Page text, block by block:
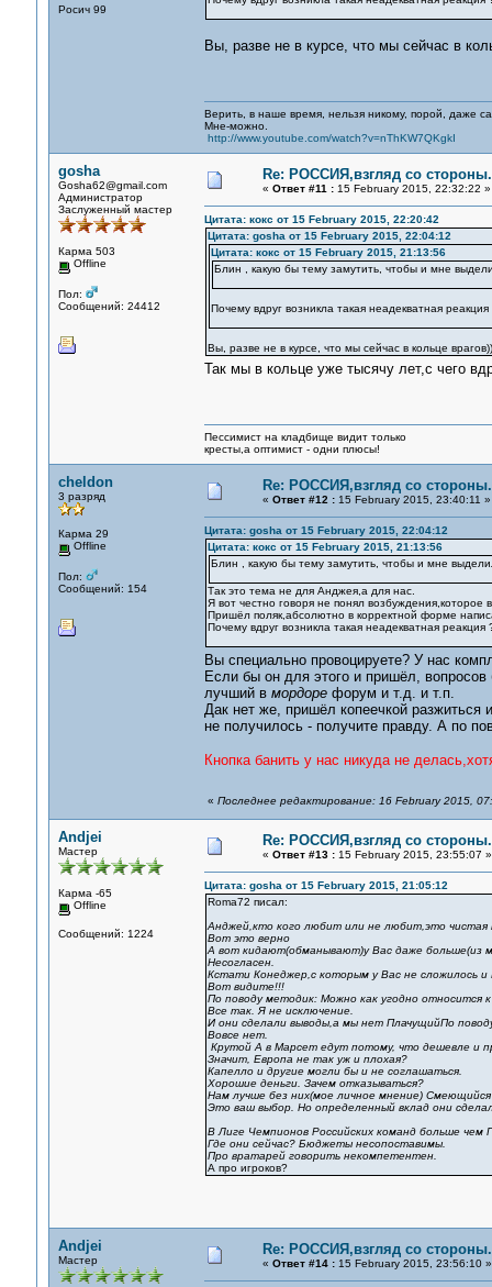
Росич 99
Вы, разве не в курсе, что мы сейчас в
Верить, в наше время, нельзя никому, порой, даже
Мне-можно.
http://www.youtube.com/watch?v=nThKW7QKgkI
gosha
Gosha62@gmail.com
Администратор
Заслуженный мастер
Карма 503
Offline
Пол:
Сообщений: 24412
Re: РОССИЯ,взгляд со стороны.
« Ответ #11 :15 February 2015, 22:32:22 »
Цитата: кокс от 15 February 2015, 22:20:42
Цитата: gosha от 15 February 2015, 22:04:12
Цитата: кокс от 15 February 2015, 21:13:56
Блин , какую бы тему замутить, чтобы и мне
Почему вдруг возникла такая неадекватная реакция
Вы, разве не в курсе, что мы сейчас в кольце
Так мы в кольце уже тысячу лет,с чего
Пессимист на кладбище видит только
кресты,а оптимист - одни плюсы!
cheldon
3 разряд
Карма 29
Offline
Пол:
Сообщений: 154
Re: РОССИЯ,взгляд со стороны.
« Ответ #12 :15 February 2015, 23:40:11 »
Цитата: gosha от 15 February 2015, 22:04:12
Цитата: кокс от 15 February 2015, 21:13:56
Блин , какую бы тему замутить, чтобы и мне
Так это тема не для Анджея,а для нас.
Я вот честно говоря не понял возбуждения,которое
Пришёл поляк,абсолютно в корректной форме
Почему вдруг возникла такая неадекватная реакция
Вы специально провоцируете? У нас
Если бы он для этого и пришёл,
лучший в мордоре форум и т.д. и т.п.
Дак нет же, пришёл копеечкой
не получилось - получите правду. А по
Кнопка банить у нас никуда не
« Последнее редактирование: 16 February 2015,
Andjei
Мастер
Карма -65
Offline
Сообщений: 1224
Re: РОССИЯ,взгляд со стороны.
« Ответ #13 :15 February 2015, 23:55:07 »
Цитата: gosha от 15 February 2015, 21:05:12
Roma72 писал:
Анджей,кто кого любит или не любит,это чистая
Вот это верно
А вот кидают(обманывают)у Вас даже больше(из
Несогласен.
Кстати Конеджер,с которым у Вас не сложилось
Вот видите!!!
По поводу методик: Можно как угодно относится
Все так. Я не исключение.
И они сделали выводы,а мы нет ПлачущийПо
Вовсе нет.
Крутой А в Марсет едут потому, что дешевле и
Значит, Европа не так уж и плохая?
Капелло и другие могли бы и не соглашаться.
Хорошие деньги. Зачем отказываться?
Нам лучше без них(мое личное мнение) Смеющийся
Это ваш выбор. Но определенный вклад они
В Лиге Чемпионов Российских команд больше чем
Где они сейчас? Бюджеты несопоставимы.
Про вратарей говорить некомпетентен.
А про игроков?
Andjei
Мастер
Re: РОССИЯ,взгляд со стороны.
« Ответ #14 :15 February 2015, 23:56:10 »